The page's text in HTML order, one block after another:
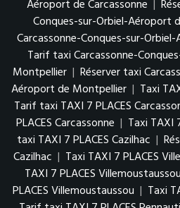
Aéroport de Carcassonne |
Conques-sur-Orbiel-Aéroport
Carcassonne-Conques-sur-
Tarif taxi Carcassonne-
Montpellier | Réserver taxi
Aéroport de Montpellier | Taxi
Tarif taxi TAXI 7 PLACES
PLACES Carcassonne | Taxi TAXI
taxi TAXI 7 PLACES Cazilhac |
Cazilhac | Taxi TAXI 7 PLACES
TAXI 7 PLACES Villemoustaussou
PLACES Villemoustaussou | Taxi